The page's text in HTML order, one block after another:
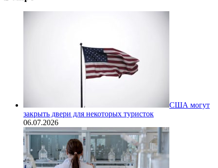
США могут
закрыть двери для некоторых туристок
06.07.2026